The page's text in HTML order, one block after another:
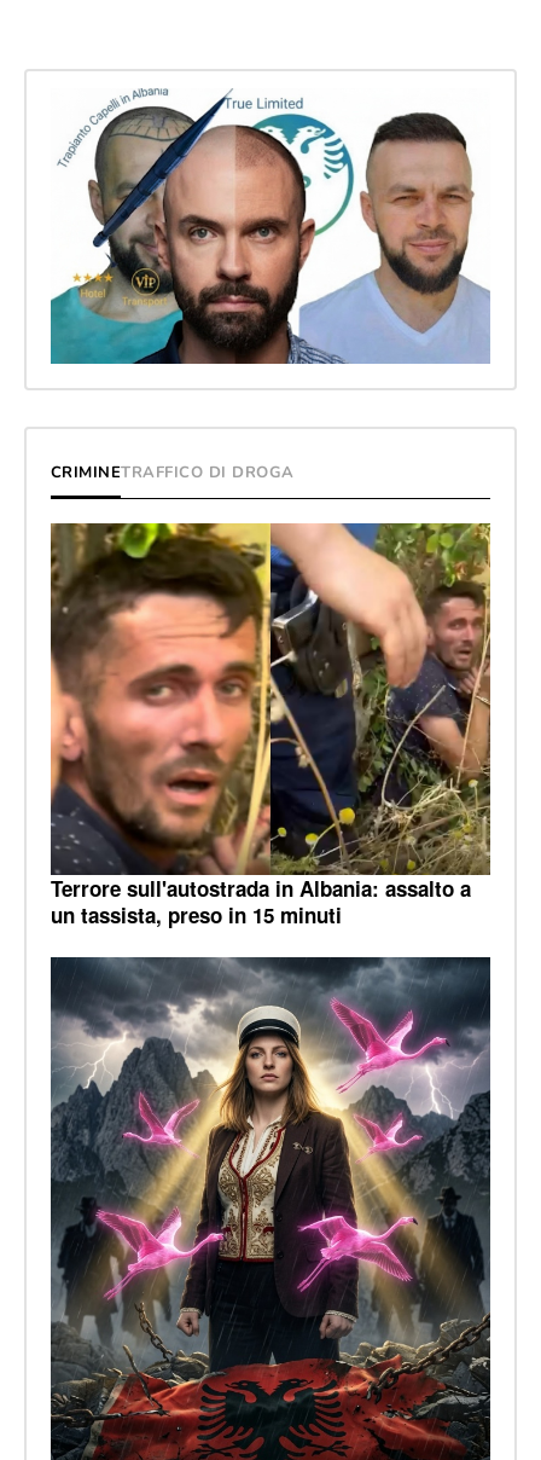
CRIMINETRAFFICO DI DROGA
Terrore sull'autostrada in Albania: assalto a
un tassista, preso in 15 minuti